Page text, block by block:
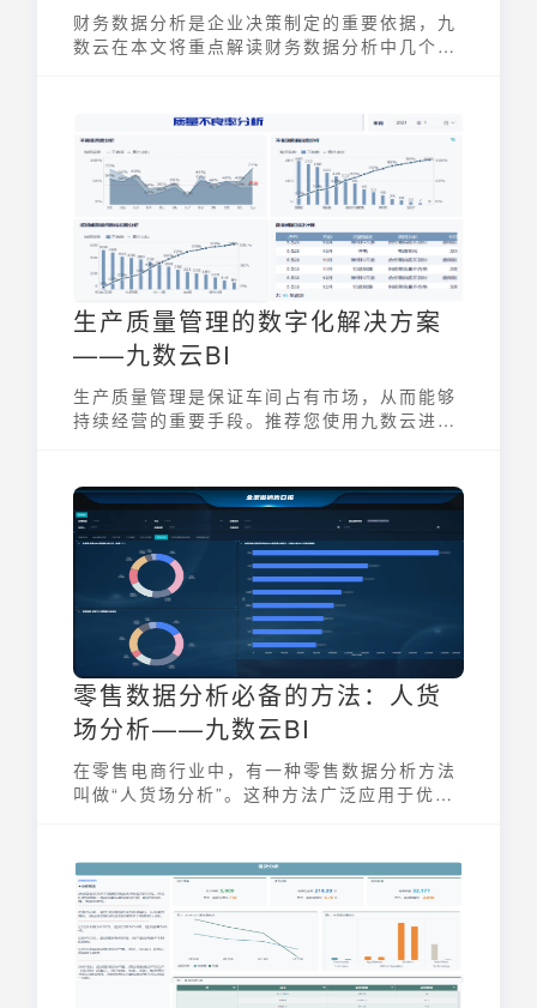
财务数据分析是企业决策制定的重要依据，九
数云在本文将重点解读财务数据分析中几个重
生产质量管理的数字化解决方案
——九数云BI
生产质量管理是保证车间占有市场，从而能够
持续经营的重要手段。推荐您使用九数云进行
零售数据分析必备的方法：人货
场分析——九数云BI
在零售电商行业中，有一种零售数据分析方法
叫做“人货场分析”。这种方法广泛应用于优化